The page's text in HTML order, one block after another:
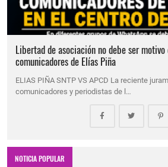
Libertad de asociación no debe ser
comunicadores de Elías Piña
ELIAS PIÑA SNTP VS APCD La reciente
comunicadores y periodistas de l…
NOTICIA POPULAR